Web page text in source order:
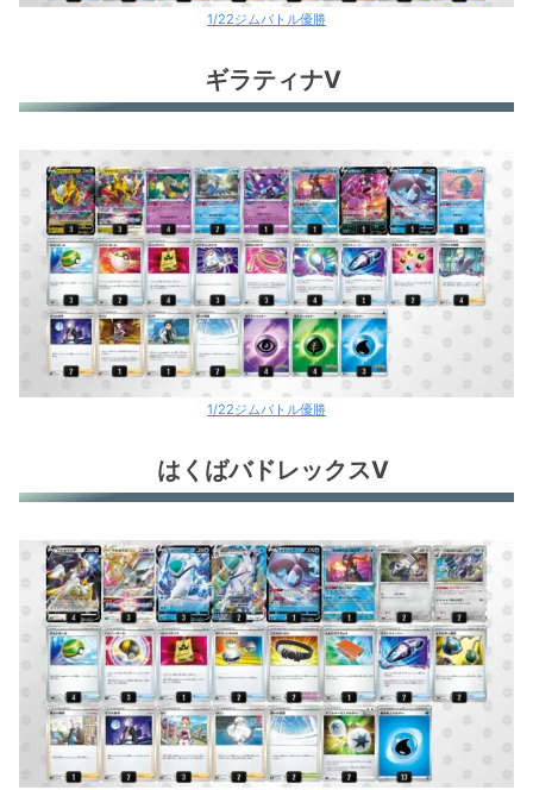
1/22ジムバトル優勝
ギラティナV
1/22ジムバトル優勝
はくばバドレックスV